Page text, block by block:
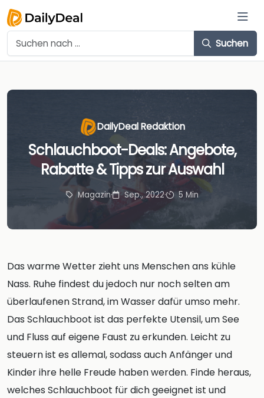
Suchen
DailyDeal Redaktion
Schlauchboot-Deals: Angebote,
Rabatte & Tipps zur Auswahl
Magazin· Sep., 2022· 5 Min
Das warme Wetter zieht uns Menschen ans kühle
Nass. Ruhe findest du jedoch nur noch selten am
überlaufenen Strand, im Wasser dafür umso mehr.
Das Schlauchboot ist das perfekte Utensil, um See
und Fluss auf eigene Faust zu erkunden. Leicht zu
steuern ist es allemal, sodass auch Anfänger und
Kinder ihre helle Freude haben werden. Finde heraus,
welches Schlauchboot für dich geeignet ist und